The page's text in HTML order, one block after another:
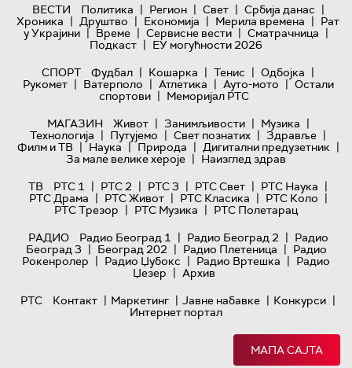
ВЕСТИ Политика | Регион | Свет | Србија данас |
Хроника | Друштво | Економија | Мерила времена | Рат
у Украјини | Време | Сервисне вести | Сматрачница |
Подкаст | ЕУ могућности 2026
СПОРТ
Фудбал | Кошарка | Тенис | Одбојка |
Рукомет | Ватерполо | Атлетика | Ауто-мото | Остали
спортови | Меморијал РТС
МАГАЗИН
Живот | Занимљивости | Музика |
Технологијa | Путујемо | Свет познатих | Здравље |
Филм и ТВ | Наука | Природа | Дигитални предузетник |
За мале велике хероје | Наизглед здрав
ТВ
РТС 1 | РТС 2 | РТС 3 | РТС Свет | РТС Наука |
РТС Драма | РТС Живот | РТС Класика | РТС Коло |
РТС Трезор | РТС Музика | РТС Полетарац
РАДИО
Радио Београд 1 | Радио Београд 2 | Радио
Београд 3 | Београд 202 | Радио Плетеница | Радио
Рокенролер | Радио Џубокс | Радио Вртешка | Радио
Џезер | Архив
РТС
Контакт | Маркетинг | Јавне набавке | Конкурси |
Интернет портал
МАПА САЈТА